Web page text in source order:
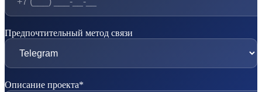
Предпочтительный метод связи
Описание проекта*